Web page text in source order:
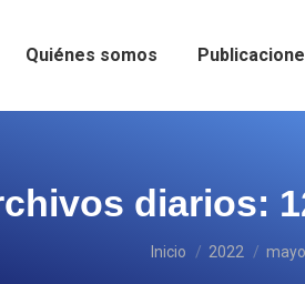
Quiénes somos
diarios:
Estás aquí:
Inicio 2022 mayo